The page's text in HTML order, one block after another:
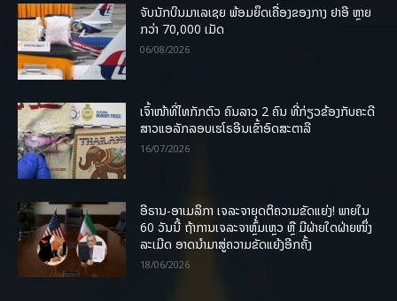
ຈັບນັກບິນມາເລເຊຍ ພ້ອມຍຶດເຄື່ອງຂອງກາງ ຢາອີ ຫຼາຍ
ກວ່າ 70,000 ເມັດ
06/08/2026
ເຈົ້າໜ້າທີ່ໄທກັກຕົວ ຄົນລາວ 2 ຄົນ ທີ່ກ່ຽວຂ້ອງກັບຄະດີ
ສາວແອລັກລອບເຮໂຣອີນເຂົ້າອົດສະຕາລີ
16/07/2026
ອີຣານ-ອາເມລິກາ ເຈລະຈາຍຸດຕິຄວາມຂັດແຍ່ງ! ພາຍໃນ
60 ວັນນີ້ ຖ້າການເຈລະຈາຫຼົ້ມເຫຼວ ຫຼື ມີຝ່າຍໃດຝ່າຍໜຶ່ງ
ລະເມີດ ອາດນໍາມາສູ່ຄວາມຂັດແຍ້ງອີກຄັ້ງ
18/06/2026